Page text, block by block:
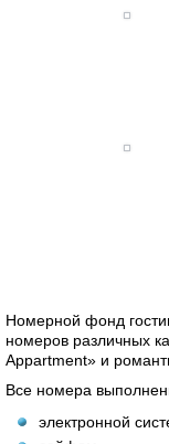
Номерной фонд
номеров различных
Appartment» и
Все номера
электронной